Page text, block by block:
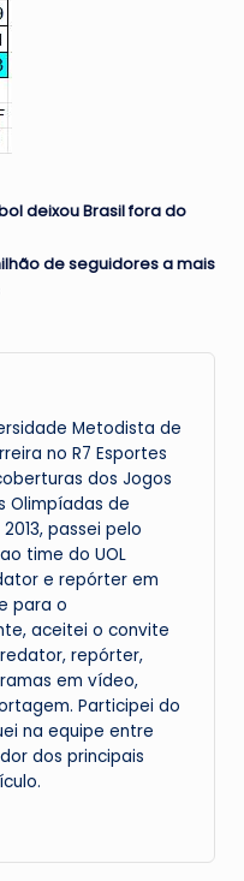
deixou Brasil fora do
de seguidores a mais
Metodista de
no R7 Esportes
dos Jogos
Olimpíadas de
passei pelo
time do UOL
e repórter em
para o
aceitei o convite
repórter,
em vídeo,
Participei do
na equipe entre
dos principais